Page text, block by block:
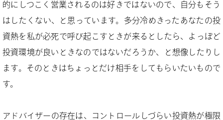
的にしつこく営業されるのは好きではないので、自分もそう
はしたくない、と思っています。多分冷めきったあなたの投
資熱を私が必死で呼び起こすときが来るとしたら、よっぽど
投資環境が良いときなのではないだろうか、と想像したりし
ます。そのときはちょっとだけ相手をしてもらいたいもので
す。
アドバイザーの存在は、コントロールしづらい投資熱が極限